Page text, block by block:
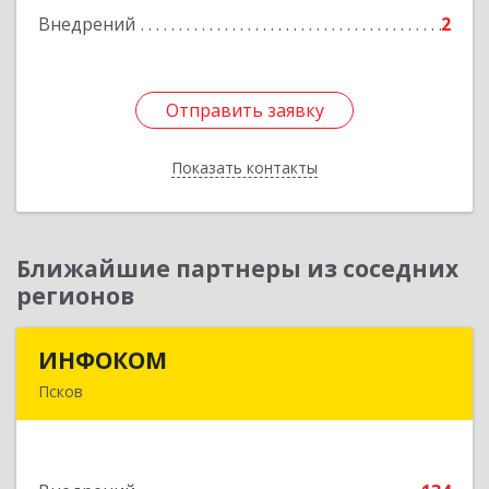
Внедрений 2
Отправить заявку
Показать контакты
Отправить заявку
Назад
Ближайшие партнеры из соседних
регионов
ИНФОКОМ
Псков